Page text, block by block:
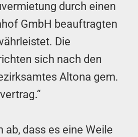
durch einen
GmbH beauftragten
Die
sich nach den
Altona gem.
ab, dass es eine Weile